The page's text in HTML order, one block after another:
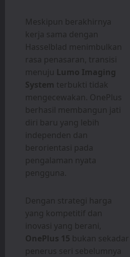
Meskipun berakhirnya
kerja sama dengan
Hasselblad menimbulkan
rasa penasaran, transisi
menuju Lumo Imaging
System terbukti tidak
mengecewakan. OnePlus
berhasil membangun jati
diri baru yang lebih
independen dan
berorientasi pada
pengalaman nyata
pengguna.
Dengan strategi harga
yang kompetitif dan
inovasi yang berani,
OnePlus 15 bukan sekadar
penerus seri sebelumnya